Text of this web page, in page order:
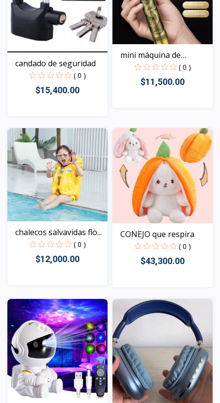
candado de seguridad
( 0 )
$15,400.00
Vista
mini máquina de
motilar...
( 0 )
$11,500.00
chalecos salvavidas flo...
( 0 )
$12,000.00
CONEJO que respira
( 0 )
$43,300.00
Vista